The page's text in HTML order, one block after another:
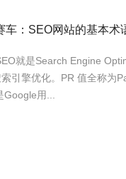
车：SEO网站的基本术
就是Search Engine
引擎优化。PR 值全称为
Google用...